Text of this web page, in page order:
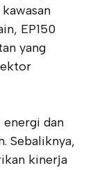
EP150
yang
energi dan
Sebaliknya,
kinerja